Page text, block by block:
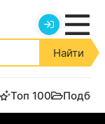
Найти
Топ 100